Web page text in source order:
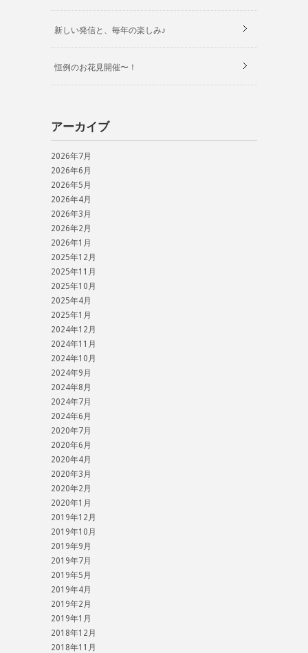
新しい発信と、毎年の楽しみ♪
恒例のお花見開催〜！
アーカイブ
2026年7月
2026年6月
2026年5月
2026年4月
2026年3月
2026年2月
2026年1月
2025年12月
2025年11月
2025年10月
2025年4月
2025年1月
2024年12月
2024年11月
2024年10月
2024年9月
2024年8月
2024年7月
2024年6月
2020年7月
2020年6月
2020年4月
2020年3月
2020年2月
2020年1月
2019年12月
2019年10月
2019年9月
2019年7月
2019年5月
2019年4月
2019年2月
2019年1月
2018年12月
2018年11月